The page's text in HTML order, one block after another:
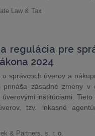
Law & Tax
regulácia pre
2024
o správcoch úverov a
zásadné zmeny v
úverovými inštitúciami.
tzv. inkasné
& Partners, s. r. o.